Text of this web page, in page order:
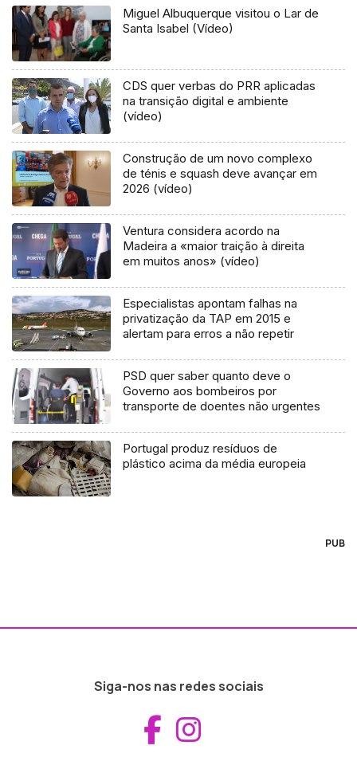
Miguel Albuquerque visitou o Lar de
Santa Isabel (Vídeo)
CDS quer verbas do PRR aplicadas
na transição digital e ambiente
(vídeo)
Construção de um novo complexo
de ténis e squash deve avançar em
2026 (vídeo)
Ventura considera acordo na
Madeira a «maior traição à direita
em muitos anos» (vídeo)
Especialistas apontam falhas na
privatização da TAP em 2015 e
alertam para erros a não repetir
PSD quer saber quanto deve o
Governo aos bombeiros por
transporte de doentes não urgentes
Portugal produz resíduos de
plástico acima da média europeia
PUB
Siga-nos nas redes sociais
Aceder ao